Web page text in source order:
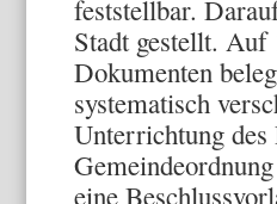
feststellbar.
Stadt gestellt.
Dokumenten
systematisch
Unterrichtung
eine